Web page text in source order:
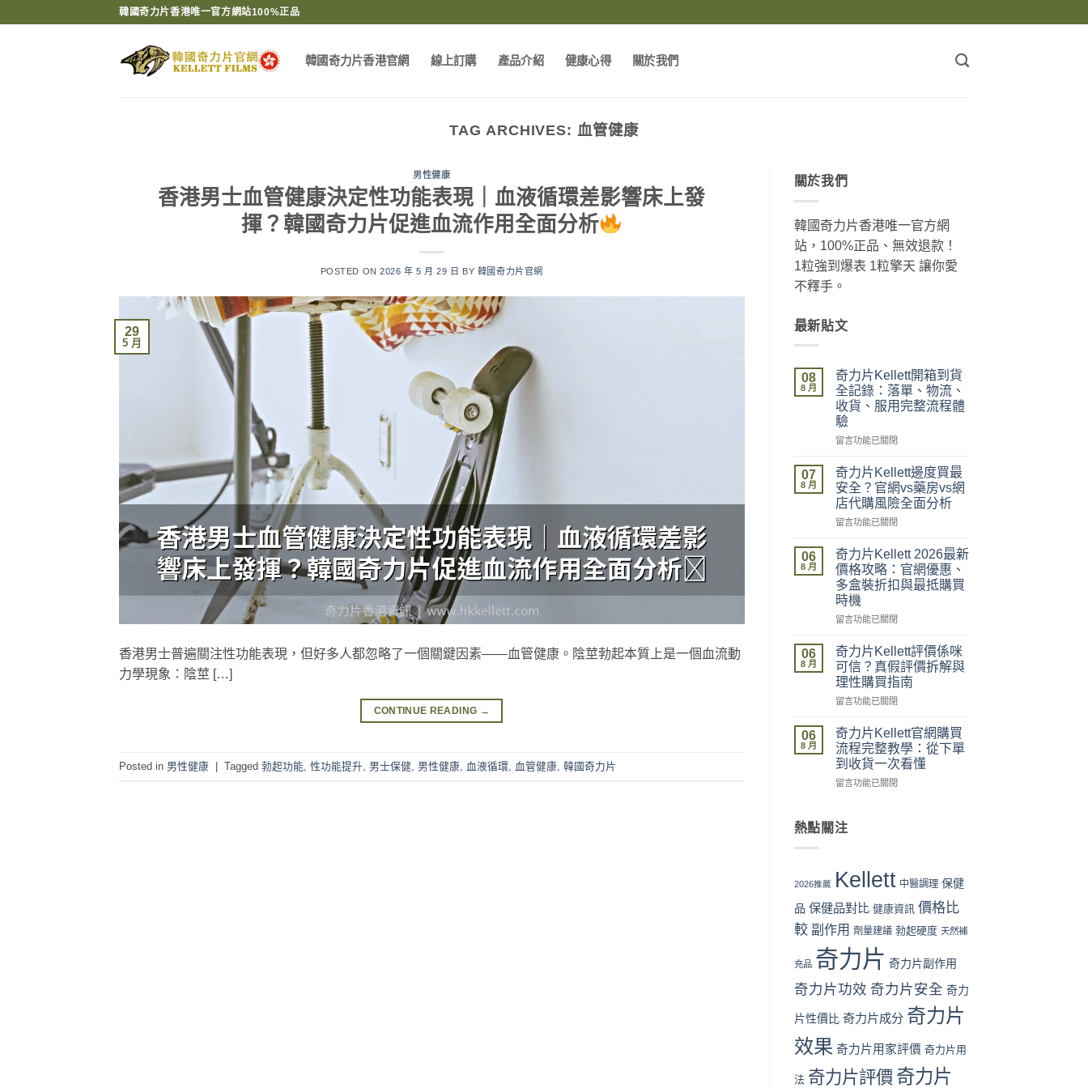
韓國奇力片香港唯一官方網站100%正品
韓國奇力片香港官網 線上訂購 產品介紹 健康心得 關於我們
TAG ARCHIVES: 血管健康
男性健康
香港男士血管健康決定性功能表現｜血液循環差影響床上發
揮？韓國奇力片促進血流作用全面分析
POSTED ON2026 年 5 月 29 日 BY 韓國奇力片官網
29
5 月
香港男士普遍關注性功能表現，但好多人都忽略了一個關鍵因素——血管健康。陰莖勃起本質上是一個血流動
力學現象：陰莖 […]
CONTINUE READING →
Posted in 男性健康 | Tagged 勃起功能 性功能提升 男士保健 男性健康 血液循環 血管健康 韓國奇力片
關於我們
韓國奇力片香港唯一官方網
站，100%正品、無效退款！
1粒強到爆表 1粒擎天 讓你愛
不釋手。
最新貼文
08
8 月
奇力片Kellett開箱到貨
全記錄：落單、物流、
收貨、服用完整流程體
驗
在
力
片
Kellett
開
箱
貨
全
記
錄：
落
單、
流、
收
貨、
服
用
整
流
程
體
驗〉
留言功能已關閉
07
8 月
奇力片Kellett邊度買最
安全？官網vs藥房vs網
店代購風險全面分析
在
力
片
Kellett
邊
度
買
安
全？
官
網
vs
房
vs
網
店
代
險
析〉
留言功能已關閉
06
8 月
奇力片Kellett 2026最新
價格攻略：官網優惠、
多盒裝折扣與最抵購買
時機
在
力
片
Kellett
2026
最
價
格
攻
略：
官
惠、
折
與
抵
購
機〉
留言功能已關閉
06
8 月
奇力片Kellett評價係咪
可信？真假評價拆解與
理性購買指南
在
力
片
Kellett
評
價
可
評
拆
與
理
買
南〉
留言功能已關閉
06
8 月
奇力片Kellett官網購買
流程完整教學：從下單
到收貨一次看懂
在
片
購
流
完
教
從
單
收
貨
一
次
留言功能已關閉
熱點關注
2026推薦 Kellett 中醫調理 保健
品 保健品對比 健康資訊 價格比
較 副作用 劑量建議 勃起硬度 天然補
充品 奇力片 奇力片副作用
奇力片功效 奇力片安全 奇力
片性價比 奇力片成分 奇力片
效果 奇力片用家評價 奇力片用
法 奇力片評價 奇力片